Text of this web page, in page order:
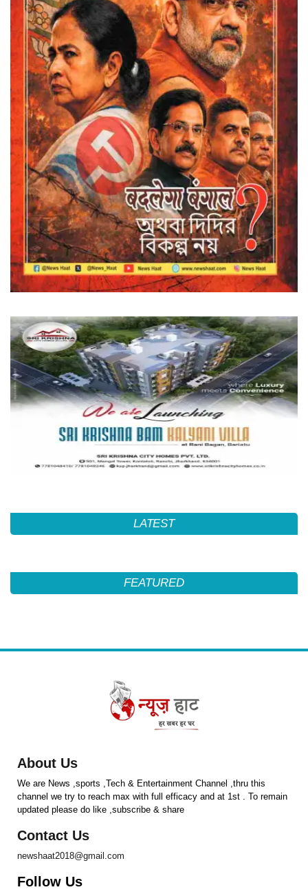
LATEST
FEATURED
About Us
We are News ,sports ,Tech & Entertainment Channel ,thru this
channel we try to reach max with full efficacy and at 1st . To remain
updated please do like ,subscribe & share
Contact Us
newshaat2018@gmail.com
Follow Us